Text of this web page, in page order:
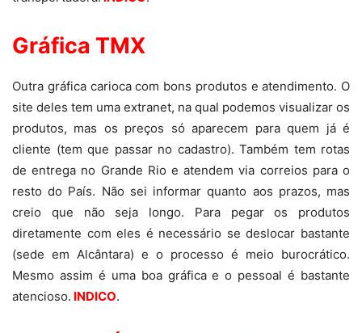
Gráfica TMX
Outra gráfica carioca com bons produtos e atendimento. O
site deles tem uma extranet, na qual podemos visualizar os
produtos, mas os preços só aparecem para quem já é
cliente (tem que passar no cadastro). Também tem rotas
de entrega no Grande Rio e atendem via correios para o
resto do País. Não sei informar quanto aos prazos, mas
creio que não seja longo. Para pegar os produtos
diretamente com eles é necessário se deslocar bastante
(sede em Alcântara) e o processo é meio burocrático.
Mesmo assim é uma boa gráfica e o pessoal é bastante
atencioso. INDICO.